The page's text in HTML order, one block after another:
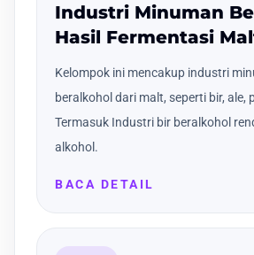
Industri Minuman
Hasil Fermentasi
Kelompok ini mencakup industri
beralkohol dari malt, seperti bir, ale,
Termasuk Industri bir beralkohol
alkohol.
BACA DETAIL